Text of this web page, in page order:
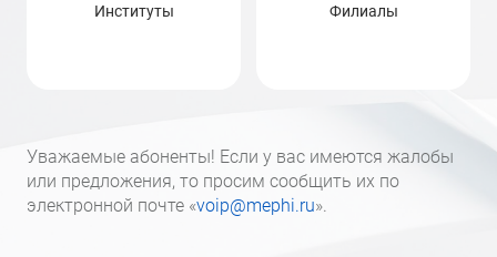
Институты Филиалы
Уважаемые абоненты! Если у вас имеются жалобы
или предложения, то просим сообщить их по
электронной почте «voip@mephi.ru».